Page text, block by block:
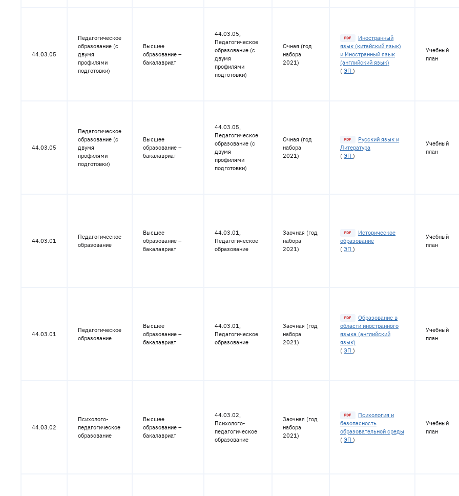
44.03.05
Педагогическое
образование (с
двумя
профилями
подготовки)
Высшее
образование –
бакалавриат
44.03.05,
Педагогическое
образование (с
двумя
профилями
подготовки)
Очная (год
набора
2021)
Иностранный
язык (китайский язык)
и Иностранный язык
(английский язык)
( ЭП )
Учебный
план
44.03.05
Педагогическое
образование (с
двумя
профилями
подготовки)
Высшее
образование –
бакалавриат
44.03.05,
Педагогическое
образование (с
двумя
профилями
подготовки)
Очная (год
набора
2021)
Русский язык и
Литература
( ЭП )
Учебный
план
44.03.01
Педагогическое
образование
Высшее
образование –
бакалавриат
44.03.01,
Педагогическое
образование
Заочная (год
набора
2021)
Историческое
образование
( ЭП )
Учебный
план
44.03.01
Педагогическое
образование
Высшее
образование –
бакалавриат
44.03.01,
Педагогическое
образование
Заочная (год
набора
2021)
Образование в
области иностранного
языка (английский
язык)
( ЭП )
Учебный
план
44.03.02
Психолого-
педагогическое
образование
Высшее
образование –
бакалавриат
44.03.02,
Психолого-
педагогическое
образование
Заочная (год
набора
2021)
Психология и
безопасность
образовательной среды
( ЭП )
Учебный
план